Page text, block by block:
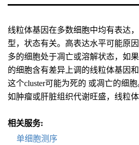
线粒体基因在多数细胞中均有表达
型，状态有关。高表达水平可能原
多的细胞处于凋亡或溶解状态，如
的细胞含有差异上调的线粒体基因和
这个cluster可能为死的 或凋亡的细胞
如肿瘤或肝脏组织代谢旺盛，线粒
相关服务:
单细胞测序